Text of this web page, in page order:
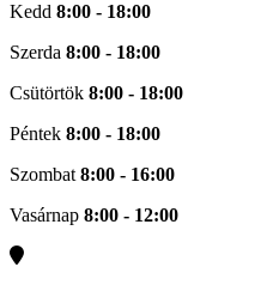
Kedd 8:00 - 18:00
Szerda 8:00 - 18:00
Csütörtök 8:00 - 18:00
Péntek 8:00 - 18:00
Szombat8:00 - 16:00
Vasárnap 8:00 - 12:00